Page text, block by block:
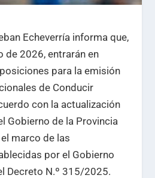
Echeverría informa que,
de 2026, entrarán en
para la emisión
de Conducir
con la actualización
Gobierno de la Provincia
marco de las
por el Gobierno
Decreto N.º 315/2025.